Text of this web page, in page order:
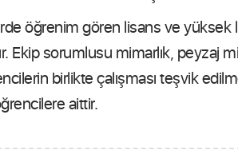
öğrenim gören lisans ve yüksek
Ekip sorumlusu mimarlık, peyzaj
birlikte çalışması teşvik
aittir.